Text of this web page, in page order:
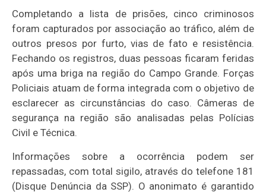
Completando a lista de prisões, cinco criminosos
foram capturados por associação ao tráfico, além de
outros presos por furto, vias de fato e resistência.
Fechando os registros, duas pessoas ficaram feridas
após uma briga na região do Campo Grande. Forças
Policiais atuam de forma integrada com o objetivo de
esclarecer as circunstâncias do caso. Câmeras de
segurança na região são analisadas pelas Polícias
Civil e Técnica.
Informações sobre a ocorrência podem ser
repassadas, com total sigilo, através do telefone 181
(Disque Denúncia da SSP). O anonimato é garantido